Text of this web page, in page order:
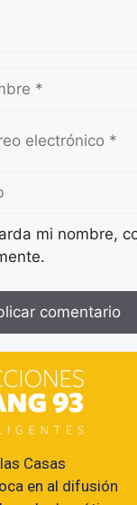
mi nombre,
Casas
en al difusión